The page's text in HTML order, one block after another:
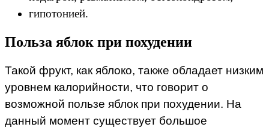
гипотонией.
Польза яблок при похудении
Такой фрукт, как яблоко, также обладает низким
уровнем калорийности, что говорит о
возможной пользе яблок при похудении. На
данный момент существует большое